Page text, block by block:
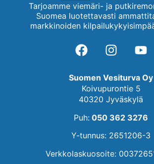
Tarjoamme viemäri- ja
Suomea luotettavasti
markkinoiden
Suomen Vesiturva Oy
Koivupurontie 5
40320 Jyväskylä
Puh: 050 362 3276
Y-tunnus: 2651206-3
Verkkolaskuosoite: